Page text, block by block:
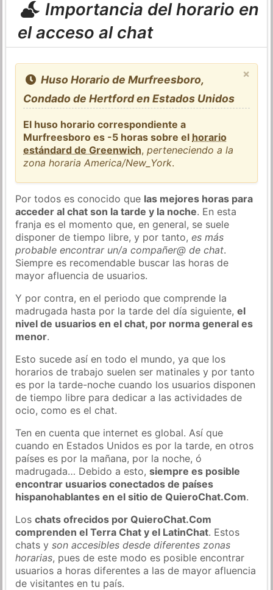
Importancia del horario en
el acceso al chat
×
Huso Horario de Murfreesboro,
Condado de Hertford en Estados Unidos
El huso horario correspondiente a
Murfreesboro es -5 horas sobre el horario
estándard de Greenwich,perteneciendo a la
zona horaria America/New_York.
Por todos es conocido que las mejores horas para
acceder al chat son la tarde y la noche. En esta
franja es el momento que, en general, se suele
disponer de tiempo libre, y por tanto,es más
probable encontrar un/a compañer@ de chat.
Siempre es recomendable buscar las horas de
mayor afluencia de usuarios.
Y por contra, en el periodo que comprende la
madrugada hasta por la tarde del día siguiente,el
nivel de usuarios en el chat, por norma general es
menor.
Esto sucede así en todo el mundo, ya que los
horarios de trabajo suelen ser matinales y por tanto
es por la tarde-noche cuando los usuarios disponen
de tiempo libre para dedicar a las actividades de
ocio, como es el chat.
Ten en cuenta que internet es global. Así que
cuando en Estados Unidos es por la tarde, en otros
países es por la mañana, por la noche, ó
madrugada… Debido a esto,siempre es posible
encontrar usuarios conectados de países
hispanohablantes en el sitio de QuieroChat.Com.
Loschats ofrecidos por QuieroChat.Com
comprenden el Terra Chat y el LatinChat. Estos
chats yson accesibles desde diferentes zonas
horarias, pues de este modo es posible encontrar
usuarios a horas diferentes a las de mayor afluencia
de visitantes en tu país.